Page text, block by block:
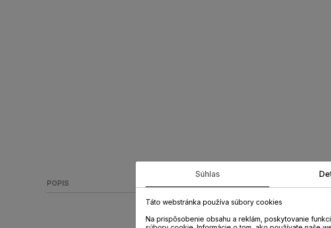
POPIS
Súhlas
Táto webstránka používa súbory cookies
Na prispôsobenie obsahu a reklám, poskytovanie